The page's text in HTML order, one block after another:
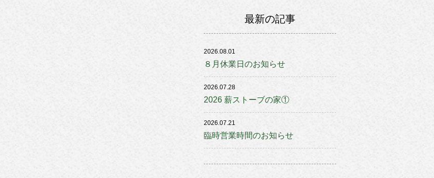
最新の記事
2026.08.01
８月休業日のお知らせ
2026.07.28
2026 薪ストーブの家①
2026.07.21
臨時営業時間のお知らせ